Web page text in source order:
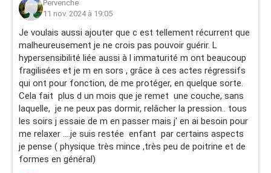
Pervenche
11 nov. 2024 à 19:05
Je voulais aussi ajouter que c est tellement récurrent que
malheureusement je ne crois pas pouvoir guérir. L
hypersensibilité liée aussi à l immaturité m ont beaucoup
fragilisées et je m en sors , grâce à ces actes régressifs
qui ont pour fonction, de me protéger, en quelque sorte.
Cela fait plus d un mois que je remet une couche, sans
laquelle, je ne peux pas dormir, relâcher la pression.. tous
les soirs j essaie de m en passer mais j' en ai besoin pour
me relaxer ....je suis restée enfant par certains aspects
je pense ( physique très mince ,très peu de poitrine et de
formes en général)